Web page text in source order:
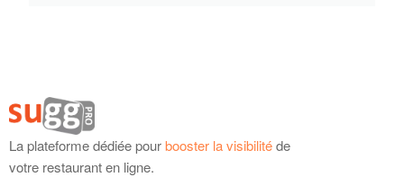
La plateforme dédiée pourbooster la visibilitéde
votre restaurant en ligne.